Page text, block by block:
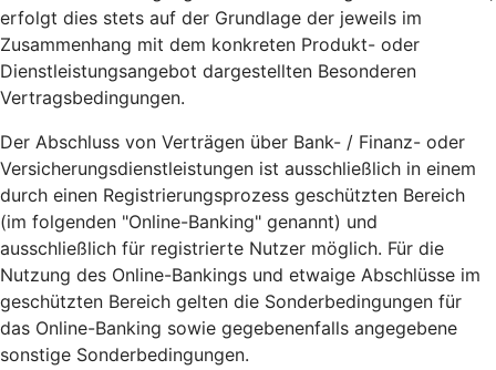
erfolgt dies stets auf der Grundlage der jeweils im
Zusammenhang mit dem konkreten Produkt- oder
Dienstleistungsangebot dargestellten Besonderen
Vertragsbedingungen.
Der Abschluss von Verträgen über Bank- / Finanz- oder
Versicherungsdienstleistungen ist ausschließlich in einem
durch einen Registrierungsprozess geschützten Bereich
(im folgenden "Online-Banking" genannt) und
ausschließlich für registrierte Nutzer möglich. Für die
Nutzung des Online-Bankings und etwaige Abschlüsse im
geschützten Bereich gelten die Sonderbedingungen für
das Online-Banking sowie gegebenenfalls angegebene
sonstige Sonderbedingungen.